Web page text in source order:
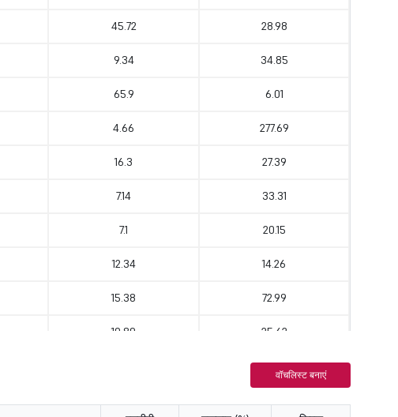
45.72 28.98
9.34 34.85
65.9 6.01
4.66 277.69
16.3 27.39
7.14 33.31
7.1 20.15
12.34 14.26
15.38 72.99
10.89 25.62
9.74
वॉचलिस्ट बनाएं